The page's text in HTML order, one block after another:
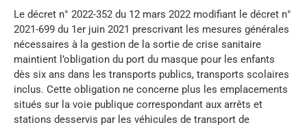
Le décret n° 2022-352 du 12 mars 2022 modifiant le décret n°
2021-699 du 1er juin 2021 prescrivant les mesures générales
nécessaires à la gestion de la sortie de crise sanitaire
maintient l’obligation du port du masque pour les enfants
dès six ans dans les transports publics, transports scolaires
inclus. Cette obligation ne concerne plus les emplacements
situés sur la voie publique correspondant aux arrêts et
stations desservis par les véhicules de transport de